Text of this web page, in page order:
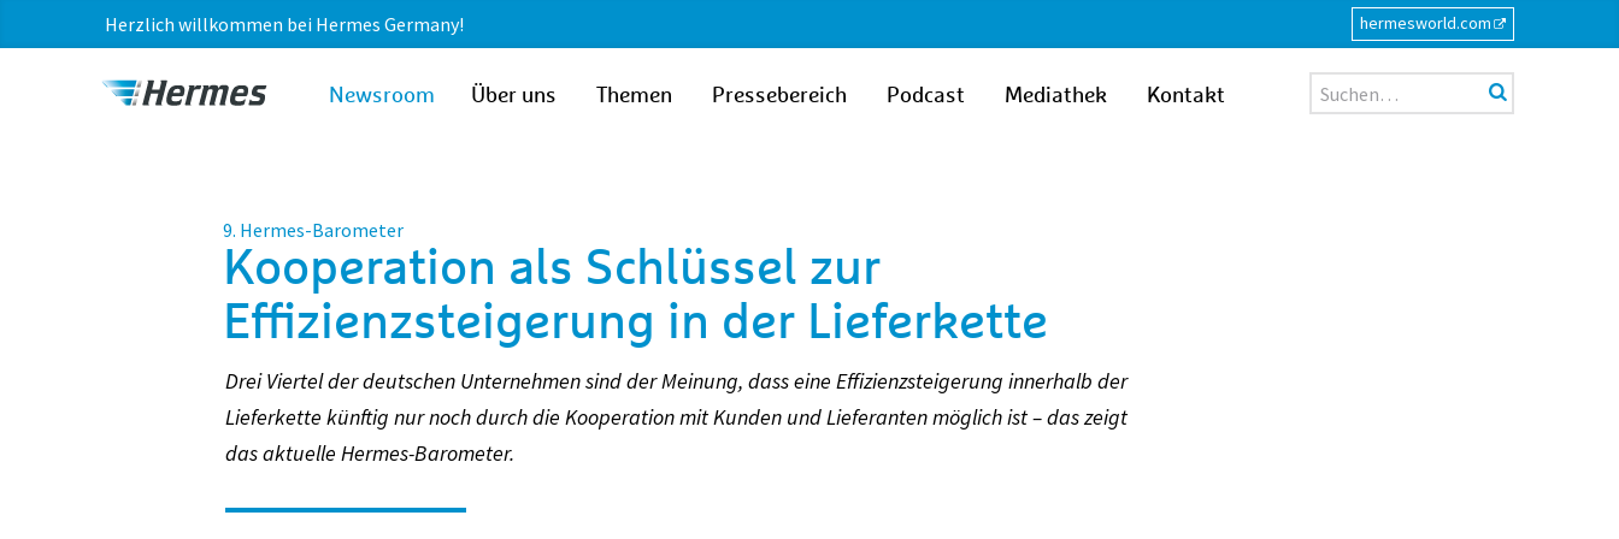
Herzlich willkommen bei Hermes Germany! hermesworld.com
Newsroom HermesÜber uns Themen Pressebereich Podcast Mediathek Kontakt
9. Hermes-Barometer
Kooperation als Schlüssel zur
Effizienzsteigerung in der Lieferkette
Drei Viertel der deutschen Unternehmen sind der Meinung, dass eine Effizienzsteigerung innerhalb der
Lieferkette künftig nur noch durch die Kooperation mit Kunden und Lieferanten möglich ist – das zeigt
das aktuelle Hermes-Barometer.